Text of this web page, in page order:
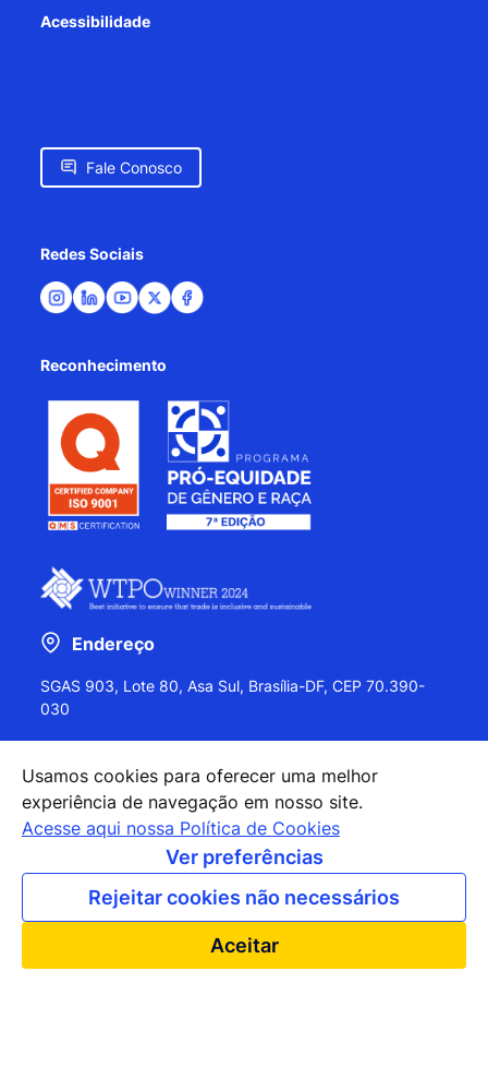
Acessibilidade
Fale Conosco
Redes Sociais
Reconhecimento
Endereço
SGAS 903, Lote 80, Asa Sul, Brasília-DF, CEP 70.390-
030
+55 (61) 2027-0202
+55 (61) 2027-0203
apexbrasil@apexbrasil.com.br
Nossos escritórios pelo mundo
Usamos cookies para oferecer uma melhor
experiência de navegação em nosso site.
Acesse aqui nossa Política de Cookies
Ver preferências
Rejeitar cookies não necessários
Aceitar